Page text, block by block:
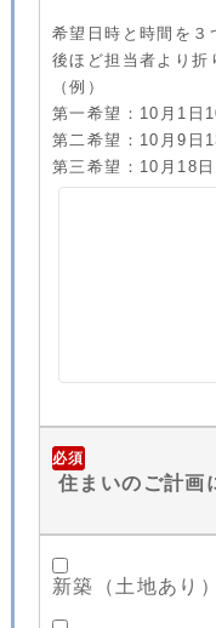
希望日時と時間を３
後ほど担当者より折
（例）
第一希望：10月1日
第二希望：10月9日
第三希望：10月18
必須
住まいのご計画
新築（土地あり